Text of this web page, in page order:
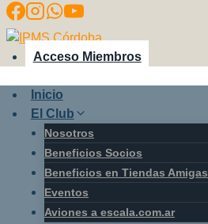
Saltar
al
contenido
Acceso Miembros
Inicio
El Club
Nosotros
Beneficios Socios
Beneficios en Tiendas Amigas
Eventos
Aviones a escala.com.ar